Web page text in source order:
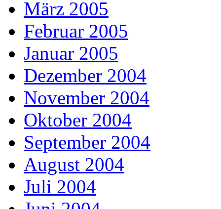
März 2005
Februar 2005
Januar 2005
Dezember 2004
November 2004
Oktober 2004
September 2004
August 2004
Juli 2004